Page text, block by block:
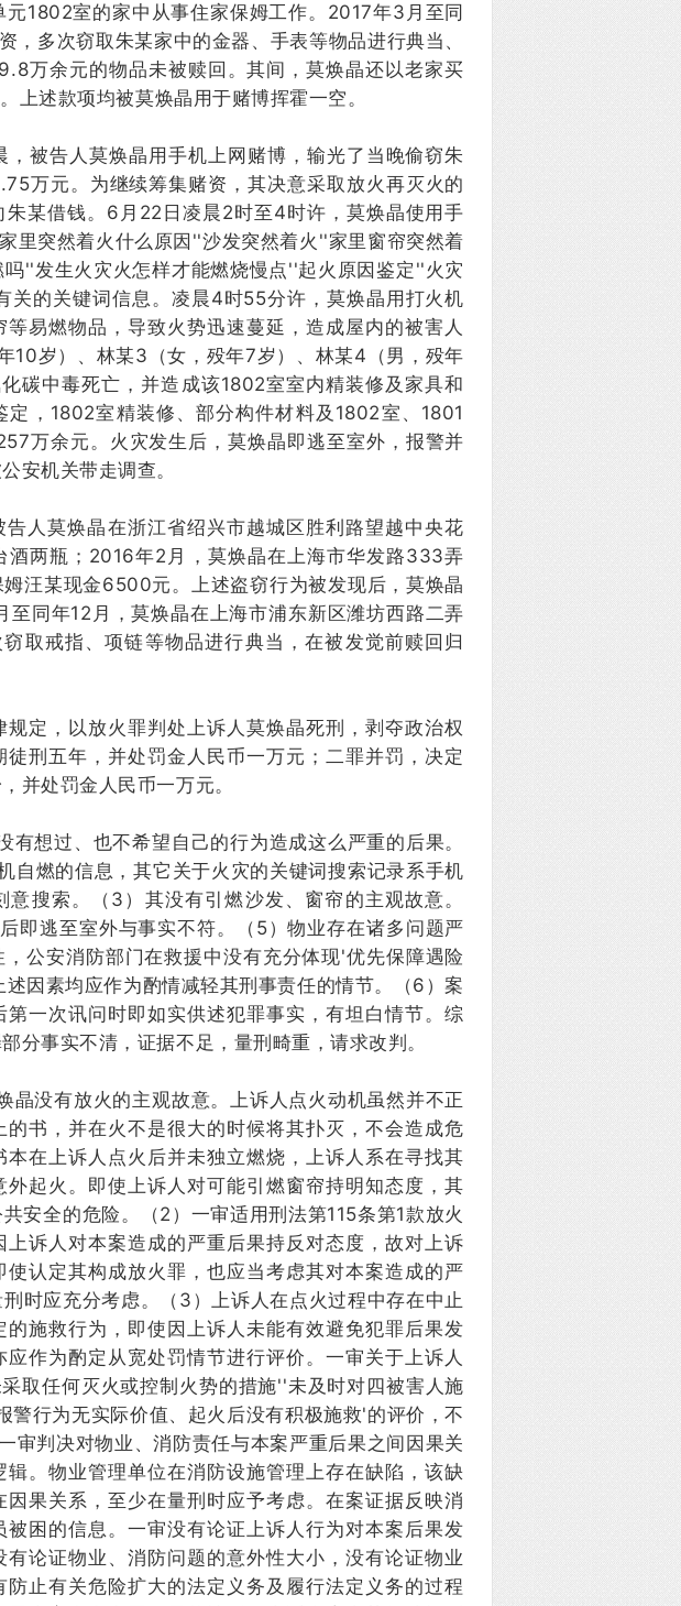
1802室的家中从事住家保姆工作。2017年3月至同
，多次窃取朱某家中的金器、手表等物品进行典当、
万余元的物品未被赎回。其间，莫焕晶还以老家买
上述款项均被莫焕晶用于赌博挥霍一空。
被告人莫焕晶用手机上网赌博，输光了当晚偷窃朱
万元。为继续筹集赌资，其决意采取放火再灭火的
朱某借钱。6月22日凌晨2时至4时许，莫焕晶使用手
里突然着火什么原因''沙发突然着火''家里窗帘突然着
''发生火灾火怎样才能燃烧慢点''起火原因鉴定''火灾
关的关键词信息。凌晨4时55分许，莫焕晶用打火机
易燃物品，导致火势迅速蔓延，造成屋内的被害人
10岁）、林某3（女，殁年7岁）、林某4（男，殁年
碳中毒死亡，并造成该1802室室内精装修及家具和
定，1802室精装修、部分构件材料及1802室、1801
万余元。火灾发生后，莫焕晶即逃至室外，报警并
安机关带走调查。
告人莫焕晶在浙江省绍兴市越城区胜利路望越中央花
酒两瓶；2016年2月，莫焕晶在上海市华发路333弄
汪某现金6500元。上述盗窃行为被发现后，莫焕晶
至同年12月，莫焕晶在上海市浦东新区潍坊西路二弄
取戒指、项链等物品进行典当，在被发觉前赎回归
定，以放火罪判处上诉人莫焕晶死刑，剥夺政治权
刑五年，并处罚金人民币一万元；二罪并罚，决定
并处罚金人民币一万元。
有想过、也不希望自己的行为造成这么严重的后果。
自燃的信息，其它关于火灾的关键词搜索记录系手机
搜索。（3）其没有引燃沙发、窗帘的主观故意。
即逃至室外与事实不符。（5）物业存在诸多问题严
公安消防部门在救援中没有充分体现'优先保障遇险
因素均应作为酌情减轻其刑事责任的情节。（6）案
一次讯问时即如实供述犯罪事实，有坦白情节。综
分事实不清，证据不足，量刑畸重，请求改判。
晶没有放火的主观故意。上诉人点火动机虽然并不正
书，并在火不是很大的时候将其扑灭，不会造成危
在上诉人点火后并未独立燃烧，上诉人系在寻找其
起火。即使上诉人对可能引燃窗帘持明知态度，其
安全的危险。（2）一审适用刑法第115条第1款放火
诉人对本案造成的严重后果持反对态度，故对上诉
使认定其构成放火罪，也应当考虑其对本案造成的严
时应充分考虑。（3）上诉人在点火过程中存在中止
施救行为，即使因上诉人未能有效避免犯罪后果发
作为酌定从宽处罚情节进行评价。一审关于上诉人
取任何灭火或控制火势的措施''未及时对四被害人施
警行为无实际价值、起火后没有积极施救'的评价，不
审判决对物业、消防责任与本案严重后果之间因果关
。物业管理单位在消防设施管理上存在缺陷，该缺
果关系，至少在量刑时应予考虑。在案证据反映消
被困的信息。一审没有论证上诉人行为对本案后果发
论证物业、消防问题的意外性大小，没有论证物业
止有关危险扩大的法定义务及履行法定义务的过程